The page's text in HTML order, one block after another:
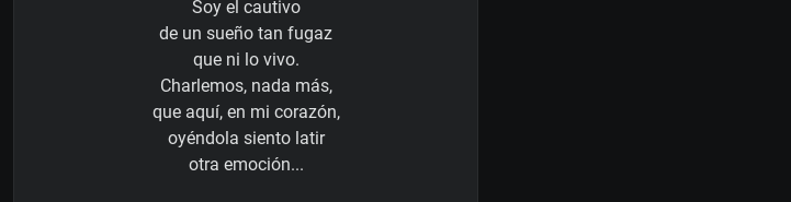
Soy el cautivo
de un sueño tan fugaz
que ni lo vivo.
Charlemos, nada más,
que aquí, en mi corazón,
oyéndola siento latir
otra emoción...